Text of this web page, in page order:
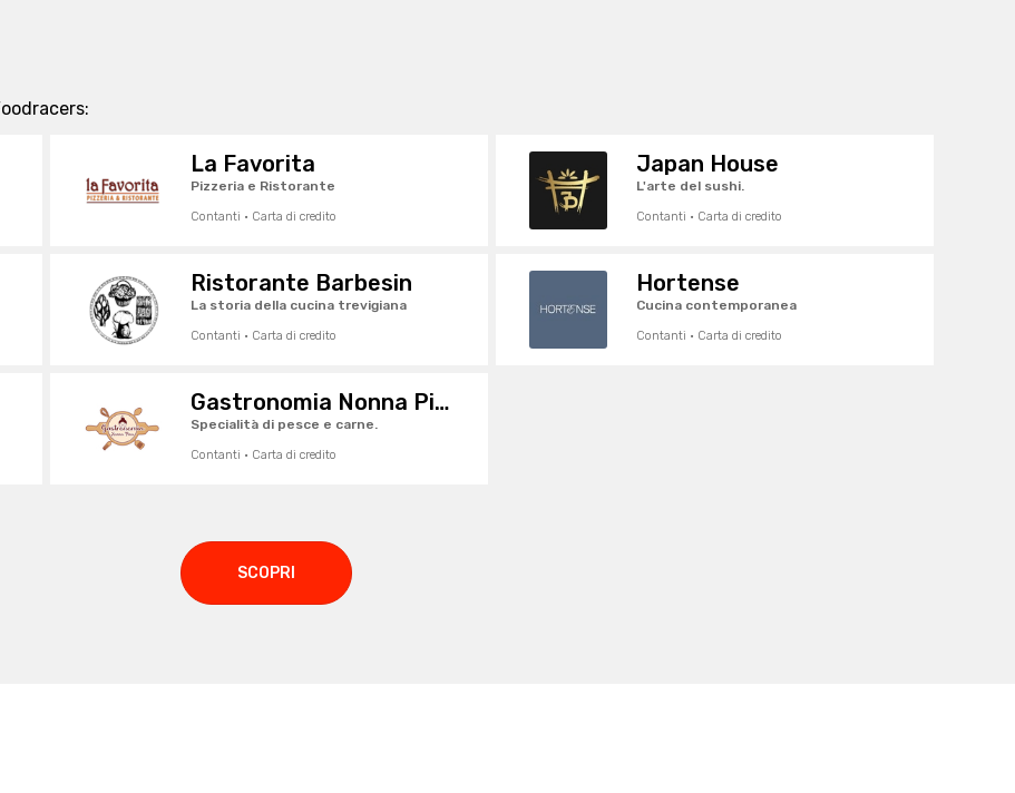
La Favorita
Pizzeria e Ristorante
Contanti · Carta di credito
Japan House
L'arte del sushi.
Contanti · Carta di credito
Ristorante Barbesin
La storia della cucina trevigiana
Contanti · Carta di credito
Hortense
Cucina contemporanea
Contanti · Carta di credito
Gastronomia Nonna Pina
Specialità di pesce e carne.
Contanti · Carta di credito
SCOPRI